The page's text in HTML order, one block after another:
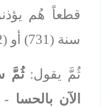
قطعاً هُم
سنة (731) أو (732) بحسبِ ابن بطّوطة.
ثُمَّ يقول: ثُمَّ
الآن بالحسا-